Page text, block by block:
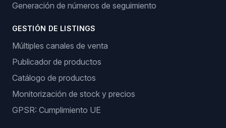
Generación de números de seguimiento
GESTIÓN DE LISTINGS
Múltiples canales de venta
Publicador de productos
Catálogo de productos
Monitorización de stock y precios
GPSR: Cumplimiento UE